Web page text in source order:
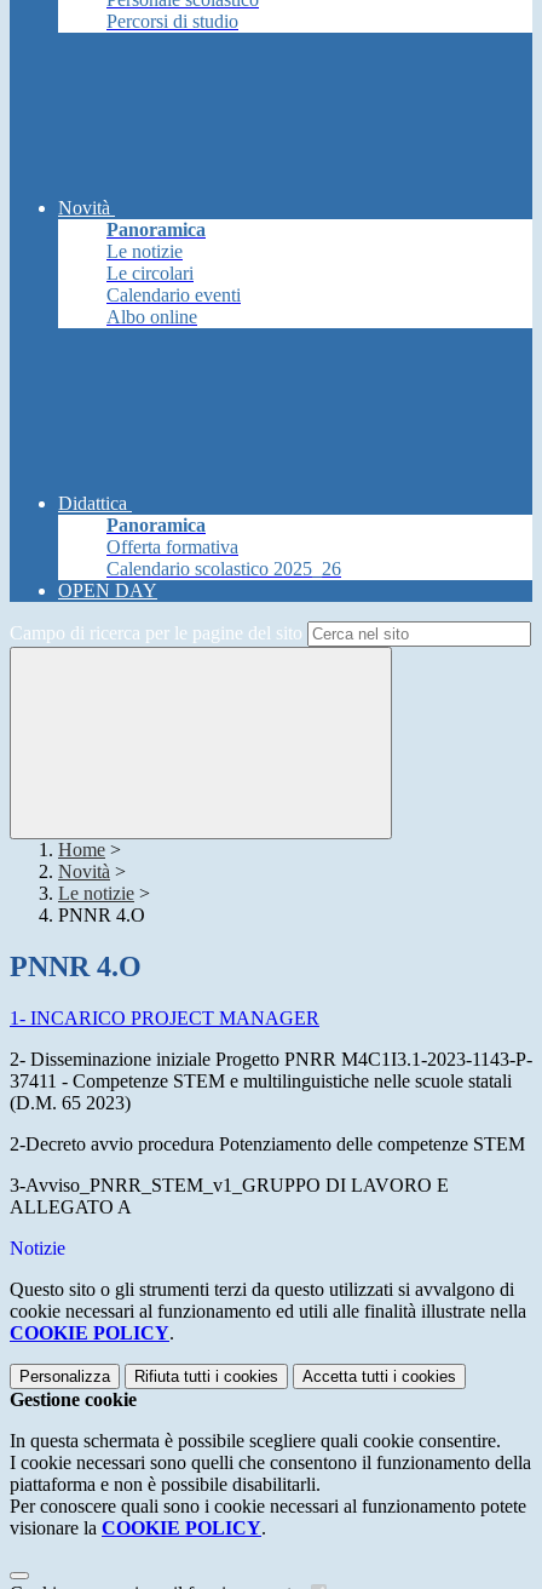
Percorsi di studio
Novità
Panoramica
Le notizie
Le circolari
Calendario eventi
Albo online
Didattica
Panoramica
Offerta formativa
Calendario scolastico 2025_26
OPEN DAY
Campo di ricerca per le pagine del sito
Home >
Novità >
Le notizie >
PNNR 4.O
PNNR 4.O
1- INCARICO PROJECT MANAGER
2- Disseminazione iniziale Progetto PNRR M4C1I3.1-2023-1143-P-
37411 - Competenze STEM e multilinguistiche nelle scuole statali
(D.M. 65 2023)
2-Decreto avvio procedura Potenziamento delle competenze STEM
3-Avviso_PNRR_STEM_v1_GRUPPO DI LAVORO E
ALLEGATO A
Notizie
Questo sito o gli strumenti terzi da questo utilizzati si avvalgono di
cookie necessari al funzionamento ed utili alle finalità illustrate nella
COOKIE POLICY.
Personalizza Rifiuta tutti i cookies Accetta tutti i cookies
Gestione cookie
In questa schermata è possibile scegliere quali cookie consentire.
I cookie necessari sono quelli che consentono il funzionamento della
piattaforma e non è possibile disabilitarli.
Per conoscere quali sono i cookie necessari al funzionamento potete
visionare la COOKIE POLICY.